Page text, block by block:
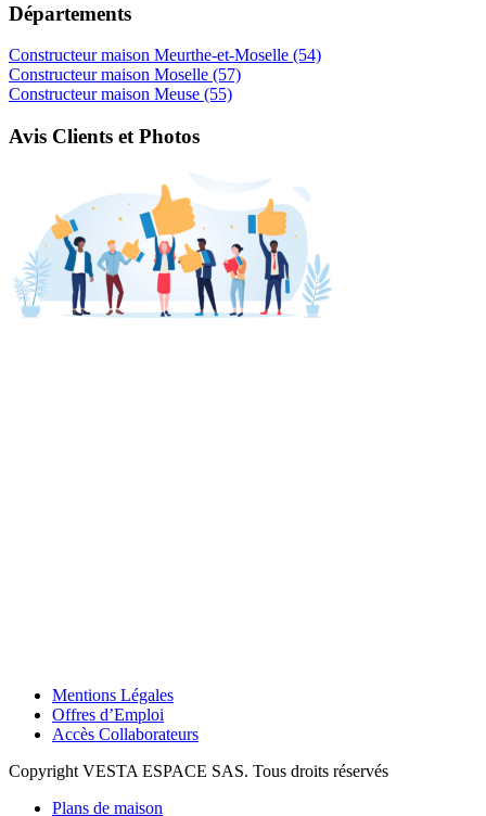
Départements
Constructeur maison Meurthe-et-Moselle (54)
Constructeur maison Moselle (57)
Constructeur maison Meuse (55)
Avis Clients et Photos
Mentions Légales
Offres d’Emploi
Accès Collaborateurs
Copyright VESTA ESPACE SAS. Tous droits réservés
Plans de maison